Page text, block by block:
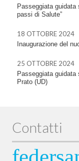
Passeggiata guidata
passi di Salute”
18 OTTOBRE 2024
Inaugurazione del
25 OTTOBRE 2024
Passeggiata guidata
Prato (UD)
Contatti